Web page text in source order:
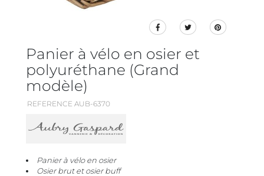
Panier à vélo en osier et
polyuréthane (Grand
modèle)
REFERENCE AUB-6370
Panier à vélo en osier
Osier brut et osier buff